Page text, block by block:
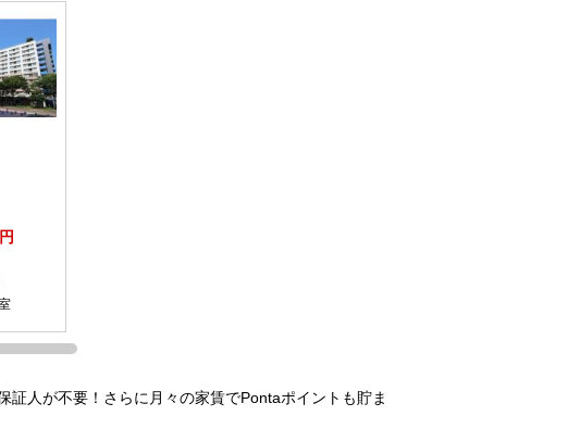
人が不要！さらに月々の家賃でPontaポイントも貯ま